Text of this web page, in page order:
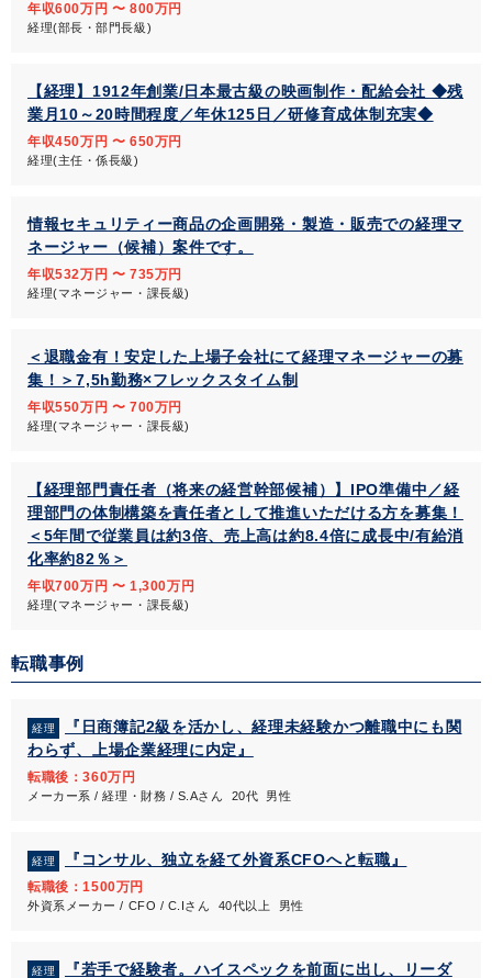
年収600万円 〜 800万円
経理(部長・部門長級)
【経理】1912年創業/日本最古級の映画制作・配給会社 ◆残
業月10～20時間程度／年休125日／研修育成体制充実◆
年収450万円 〜 650万円
経理(主任・係長級)
情報セキュリティー商品の企画開発・製造・販売での経理マ
ネージャー（候補）案件です。
年収532万円 〜 735万円
経理(マネージャー・課長級)
＜退職金有！安定した上場子会社にて経理マネージャーの募
集！＞7,5h勤務×フレックスタイム制
年収550万円 〜 700万円
経理(マネージャー・課長級)
【経理部門責任者（将来の経営幹部候補）】IPO準備中／経
理部門の体制構築を責任者として推進いただける方を募集！
＜5年間で従業員は約3倍、売上高は約8.4倍に成長中/有給消
化率約82％＞
年収700万円 〜 1,300万円
経理(マネージャー・課長級)
転職事例
経理
『日商簿記2級を活かし、経理未経験かつ離職中にも関
わらず、上場企業経理に内定』
転職後：360万円
メーカー系 / 経理・財務 / S.Aさん 20代 男性
経理 『コンサル、独立を経て外資系CFOへと転職』
転職後：1500万円
外資系メーカー / CFO / C.Iさん 40代以上 男性
経理
『若手で経験者。ハイスペックを前面に出し、リーダ